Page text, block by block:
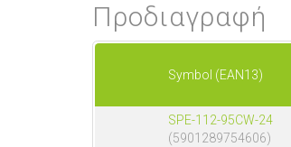
Προδιαγραφή
Symbol (EAN13)
SPE-112-95CW-24
(5901289754606)